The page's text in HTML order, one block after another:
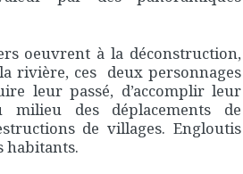
oeuvrent à la déconstruction,
rivière, ces deux personnages
leur passé, d’accomplir leur
milieu des déplacements de
de villages. Engloutis
habitants.